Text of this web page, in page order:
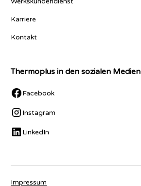
Karriere
Kontakt
Thermoplus in den sozialen Medien
Facebook
Instagram
LinkedIn
Impressum